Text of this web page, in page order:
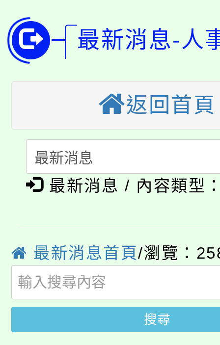
開!
115年桃園市運動會8/
田徑場及游泳池舉行。
桃園市低收入戶享有免
半價優惠，詳情可洽有
者。
大園自造教育及科技中
份教師增能研習
大溪自造教育及科技
份教師研習
淨零綠生活教案入校路
會
公告本校115學年度第
代理(課)教師甄選結果
「本色祭」8/29、30在
局官網。
8月14至27日，桃園電
開!
115年桃園市運動會8/
田徑場及游泳池舉行。
桃園市低收入戶享有免
視費優惠，中低收入戶
大園自造教育及科技中
最新消息-人
返回首頁
最新消息 / 內容類型
最新消息首頁/瀏覽：
搜尋